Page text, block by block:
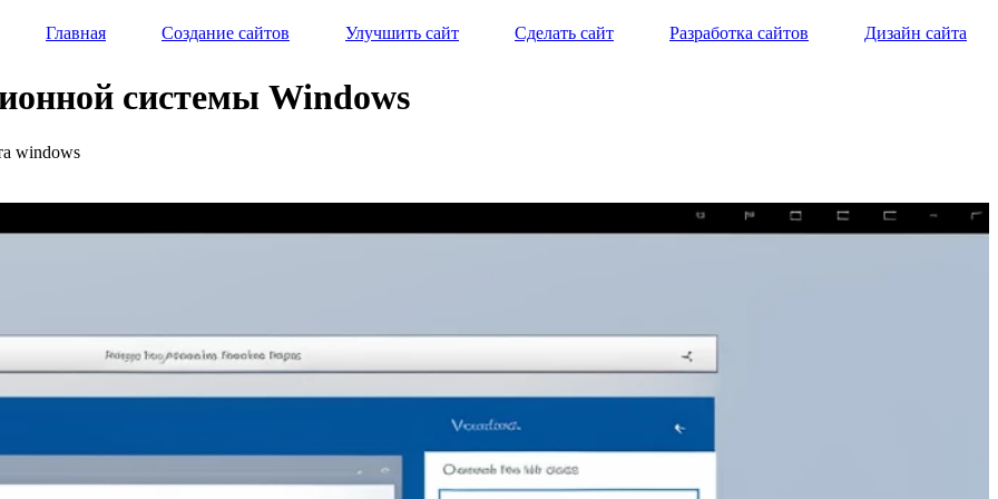
Главная Создание сайтов Улучшить сайт Сделать сайт Разработка сайтов Дизайн сайта
системы Windows
windows